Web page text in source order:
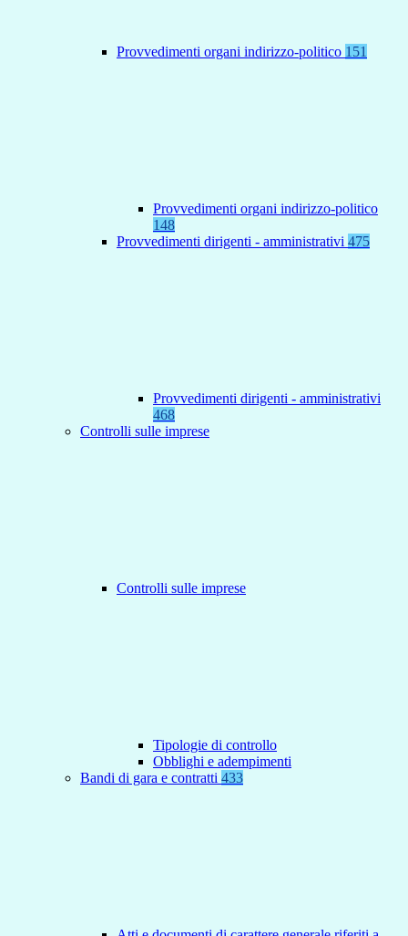
Provvedimenti organi indirizzo-politico 151
Provvedimenti organi indirizzo-politico
148
Provvedimenti dirigenti - amministrativi 475
Provvedimenti dirigenti - amministrativi
468
Controlli sulle imprese
Controlli sulle imprese
Tipologie di controllo
Obblighi e adempimenti
Bandi di gara e contratti 433